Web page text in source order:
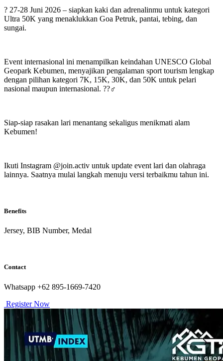
? 27-28 Juni 2026 – siapkan kaki dan adrenalinmu untuk kategori
Ultra 50K yang menaklukkan Goa Petruk, pantai, tebing, dan
sungai.
Event internasional ini menampilkan keindahan UNESCO Global
Geopark Kebumen, menyajikan pengalaman sport tourism lengkap
dengan pilihan kategori 7K, 15K, 30K, dan 50K untuk pelari
nasional maupun internasional. ?️?‍♂️
Siap-siap rasakan lari menantang sekaligus menikmati alam
Kebumen!
Ikuti Instagram @join.activ untuk update event lari dan olahraga
lainnya. Saatnya mulai langkah menuju versi terbaikmu tahun ini.
Benefits
Jersey, BIB Number, Medal
Contact
Whatsapp ‪+62 895‑1669‑7420‬
Register Now